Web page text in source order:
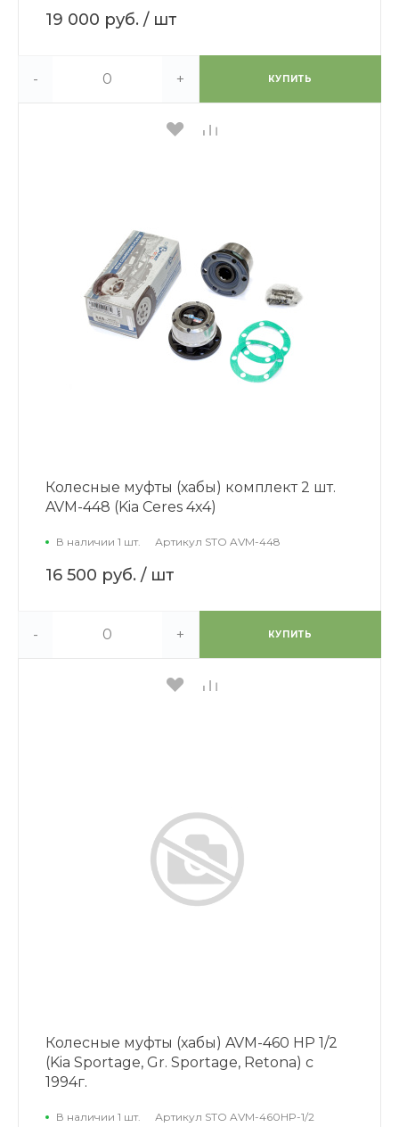
19 000 руб. / шт
- + КУПИТЬ
Колесные муфты (хабы) комплект 2 шт.
AVM-448 (Kia Ceres 4x4)
В наличии 1 шт. Артикул STO AVM-448
16 500 руб. / шт
- + КУПИТЬ
Колесные муфты (хабы) AVM-460 HP 1/2
(Kia Sportage, Gr. Sportage, Retona) с
1994г.
В наличии 1 шт. Артикул STO AVM-460HP-1/2